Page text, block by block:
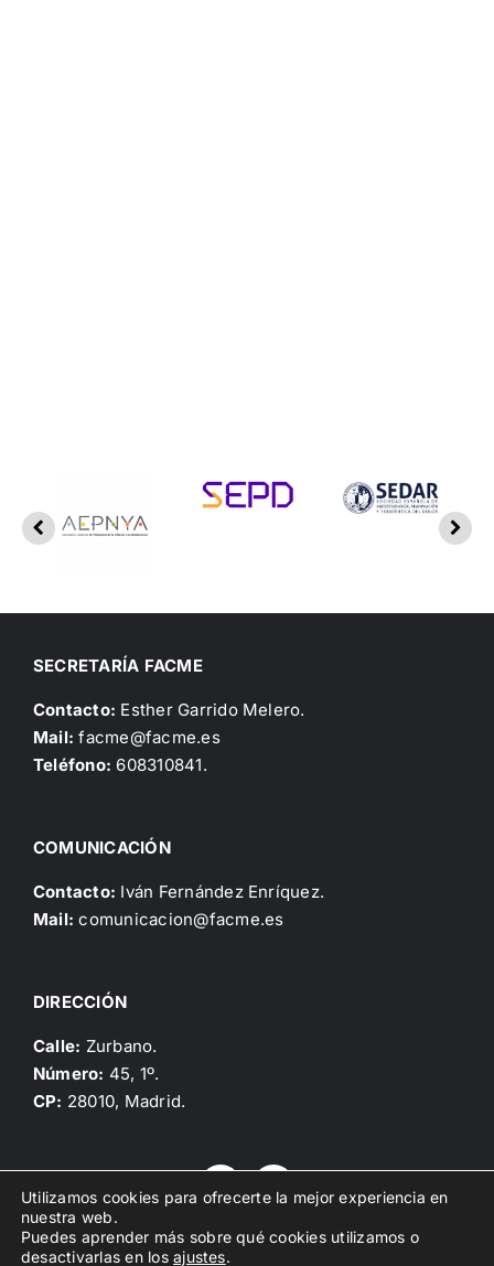
SECRETARÍA FACME
Contacto: Esther Garrido Melero.
Mail: facme@facme.es
Teléfono: 608310841.
COMUNICACIÓN
Contacto: Iván Fernández Enríquez.
Mail: comunicacion@facme.es
DIRECCIÓN
Calle: Zurbano.
Número: 45, 1º.
CP: 28010, Madrid.
Copyright 2025, Federación de Asociaciones Científico
Utilizamos cookies para ofrecerte la mejor experiencia en
nuestra web.
Puedes aprender más sobre qué cookies utilizamos o
desactivarlas en losajustes.